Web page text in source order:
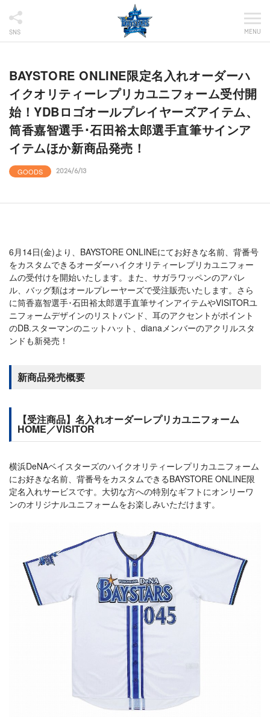
SNS MENU
BAYSTORE ONLINE限定名入れオーダーハ
イクオリティーレプリカユニフォーム受付開
始！YDBロゴオールプレイヤーズアイテム、
筒香嘉智選手･石田裕太郎選手直筆サインア
イテムほか新商品発売！
GOODS 2024/6/13
6月14日(金)より、BAYSTORE ONLINEにてお好きな名前、背番号
をカスタムできるオーダーハイクオリティーレプリカユニフォー
ムの受付けを開始いたします。また、サガラワッペンのアパレ
ル、バッグ類はオールプレーヤーズで受注販売いたします。さら
に筒香嘉智選手･石田裕太郎選手直筆サインアイテムやVISITORユ
ニフォームデザインのリストバンド、耳のアクセントがポイント
のDB.スターマンのニットハット、dianaメンバーのアクリルスタ
ンドも新発売！
新商品発売概要
【受注商品】名入れオーダーレプリカユニフォーム
HOME／VISITOR
横浜DeNAベイスターズのハイクオリティーレプリカユニフォーム
にお好きな名前、背番号をカスタムできるBAYSTORE ONLINE限
定名入れサービスです。大切な方への特別なギフトにオンリーワ
ンのオリジナルユニフォームをお楽しみいただけます。